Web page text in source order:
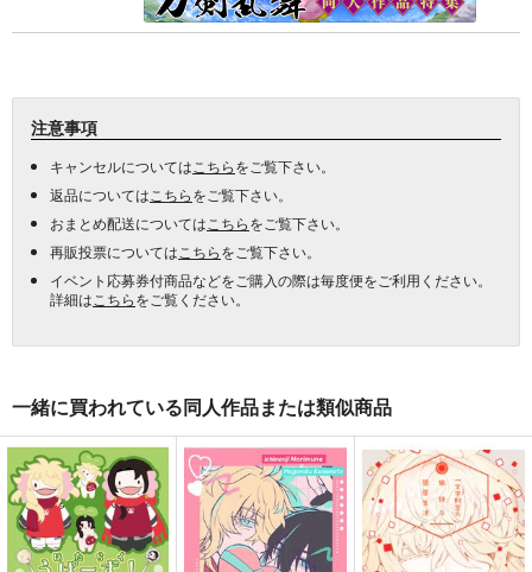
注意事項
キャンセルについては こちらをご覧下さい。
返品については こちらをご覧下さい。
おまとめ配送については こちらをご覧下さい。
再販投票については こちらをご覧下さい。
イベント応募券付商品などをご購入の際は毎度便をご利用ください。
詳細は こちらをご覧ください。
一緒に買われている同人作品または類似商品